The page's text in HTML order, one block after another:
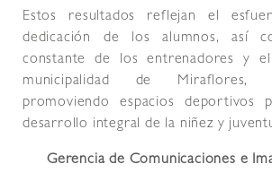
Estos resultados reflejan el
dedicación de los alumnos, así
constante de los entrenadores y
municipalidad de Miraflores,
promoviendo espacios deportivos
desarrollo integral de la niñez y
Gerencia de Comunicaciones e